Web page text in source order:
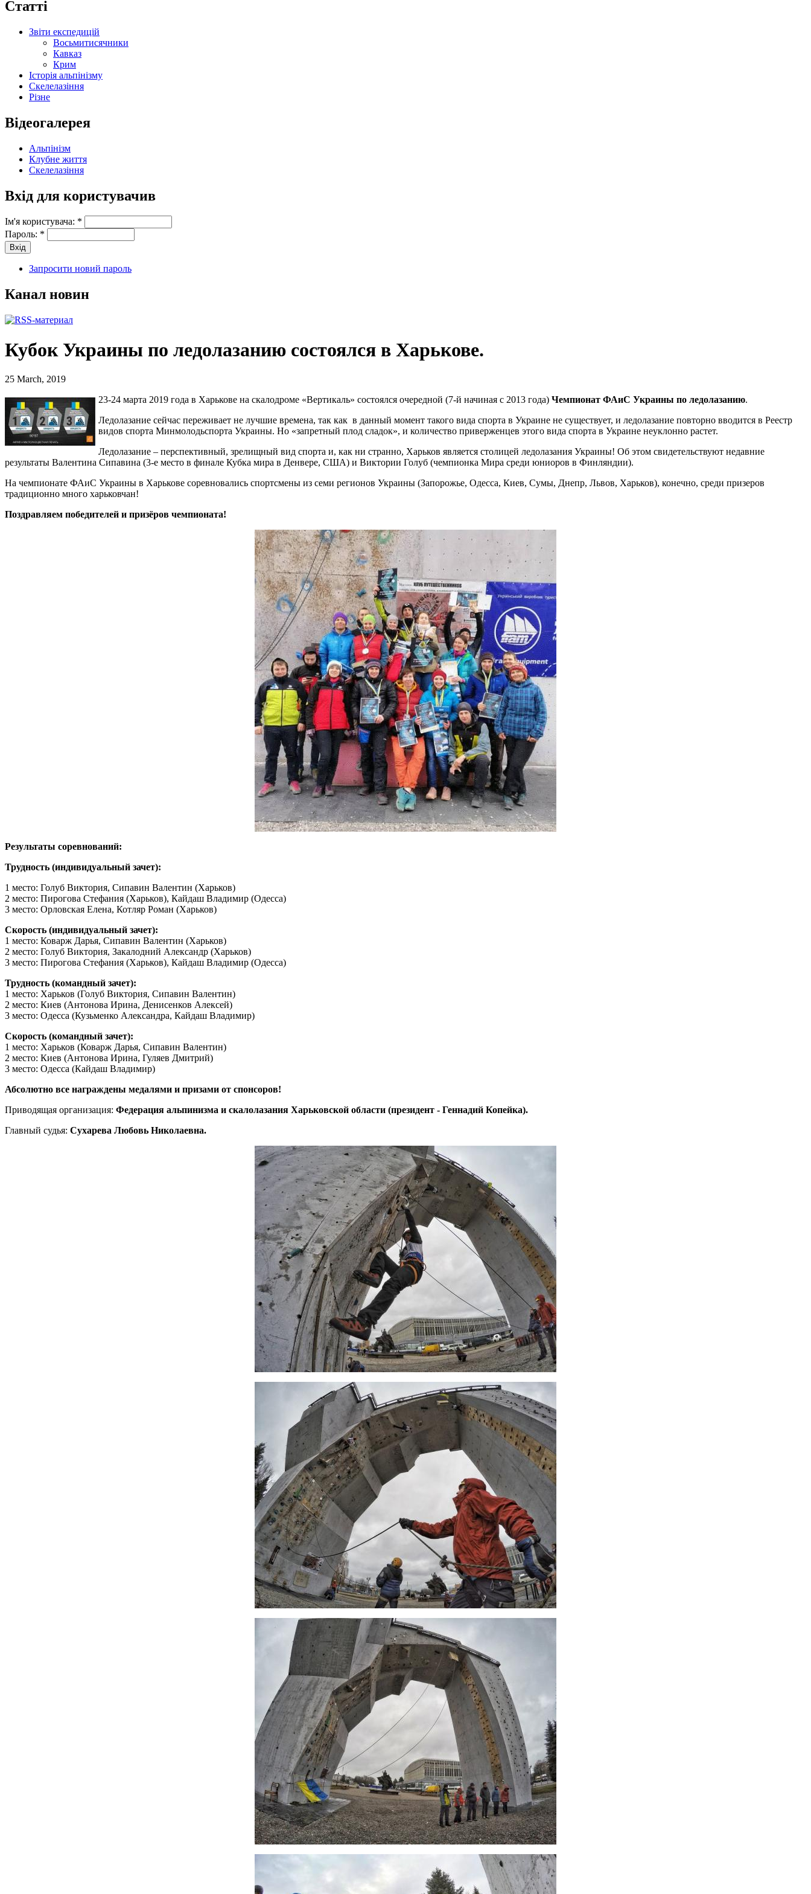
Статті
Звіти експедицій
Восьмитисячники
Кавказ
Крим
Історія альпінізму
Скелелазіння
Різне
Відеогалерея
Альпінізм
Клубне життя
Скелелазіння
Вхід для користувачив
Ім'я користувача: *
Пароль: *
Запросити новий пароль
Канал новин
Кубок Украины по ледолазанию состоялся в Харькове.
25 March, 2019
23-24 марта 2019 года в Харькове на скалодроме «Вертикаль» состоялся очередной (7-й начиная с 2013 года) Чемпионат ФАиС Украины по ледолазанию.
Ледолазание сейчас переживает не лучшие времена, так как в данный момент такого вида спорта в Украине не существует, и ледолазание повторно вводится в Реестр
видов спорта Минмолодьспорта Украины. Но «запретный плод сладок», и количество приверженцев этого вида спорта в Украине неуклонно растет.
Ледолазание – перспективный, зрелищный вид спорта и, как ни странно, Харьков является столицей ледолазания Украины! Об этом свидетельствуют недавние
результаты Валентина Сипавина (3-е место в финале Кубка мира в Денвере, США) и Виктории Голуб (чемпионка Мира среди юниоров в Финляндии).
На чемпионате ФАиС Украины в Харькове соревновались спортсмены из семи регионов Украины (Запорожье, Одесса, Киев, Сумы, Днепр, Львов, Харьков), конечно, среди призеров
традиционно много харьковчан!
Поздравляем победителей и призёров чемпионата!
Результаты соревнований:
Трудность (индивидуальный зачет):
1 место: Голуб Виктория, Сипавин Валентин (Харьков)
2 место: Пирогова Стефания (Харьков), Кайдаш Владимир (Одесса)
3 место: Орловская Елена, Котляр Роман (Харьков)
Скорость (индивидуальный зачет):
1 место: Коварж Дарья, Сипавин Валентин (Харьков)
2 место: Голуб Виктория, Закалодний Александр (Харьков)
3 место: Пирогова Стефания (Харьков), Кайдаш Владимир (Одесса)
Трудность (командный зачет):
1 место: Харьков (Голуб Виктория, Сипавин Валентин)
2 место: Киев (Антонова Ирина, Денисенков Алексей)
3 место: Одесса (Кузьменко Александра, Кайдаш Владимир)
Скорость (командный зачет):
1 место: Харьков (Коварж Дарья, Сипавин Валентин)
2 место: Киев (Антонова Ирина, Гуляев Дмитрий)
3 место: Одесса (Кайдаш Владимир)
Абсолютно все награждены медалями и призами от спонсоров!
Приводящая организация: Федерация альпинизма и скалолазания Харьковской области (президент - Геннадий Копейка).
Главный судья: Сухарева Любовь Николаевна.